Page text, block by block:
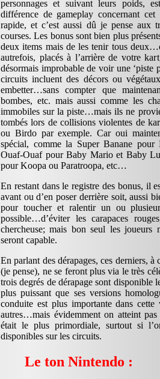
personnages et suivant leurs poids,
différence de gameplay concernant
rapide, et c’est aussi dû je pense aux
courses. Les bonus sont bien plus
deux items mais de les tenir tous
autrefois, placés à l’arrière de votre
désormais improbable de voir une ‘piste
circuits incluent des décors ou
embetter…sans compter que
bombes, etc. mais aussi comme les
immobiles sur la piste…mais ils ne
tombés lors de collisions violentes de
ou Birdo par exemple. Car oui
spécial, comme la Super Banane
Ouaf-Ouaf pour Baby Mario et Baby
pour Koopa ou Paratroopa, etc…
En restant dans le registre des bonus, il
avant ou d’en poser derrière soit, aussi
pour toucher et ralentir un ou
possible…d’éviter les carapaces
chercheuse; mais bon seul les joueurs
seront capable.
En parlant des dérapages, ces derniers,
(je pense), ne se feront plus via le très
trois degrés de dérapage sont disponible
plus puissant que ses versions
conduite est plus importante dans
autres…mais évidemment on atteint
était le plus primordiale, surtout si
disponibles sur les circuits.
Le ton Nintendo :